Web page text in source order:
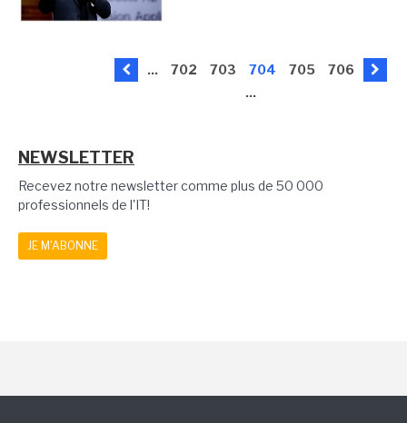
... 702 703 704 705
706
...
NEWSLETTER
Recevez notre newsletter comme plus de 50 000
professionnels de l'IT!
JE M'ABONNE